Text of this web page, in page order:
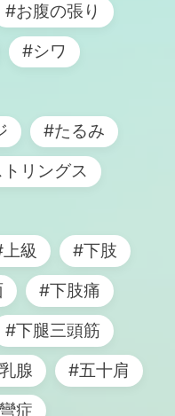
#お腹の張り
#シワ
#たるみ
リングス
級
#下肢
#下肢痛
#下腿三頭筋
腺
#五十肩
症